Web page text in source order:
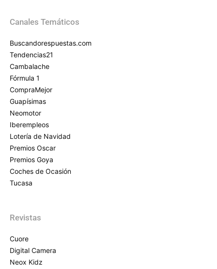
Canales Temáticos
Buscandorespuestas.com
Tendencias21
Cambalache
Fórmula 1
CompraMejor
Guapísimas
Neomotor
Iberempleos
Lotería de Navidad
Premios Oscar
Premios Goya
Coches de Ocasión
Tucasa
Revistas
Cuore
Digital Camera
Neox Kidz